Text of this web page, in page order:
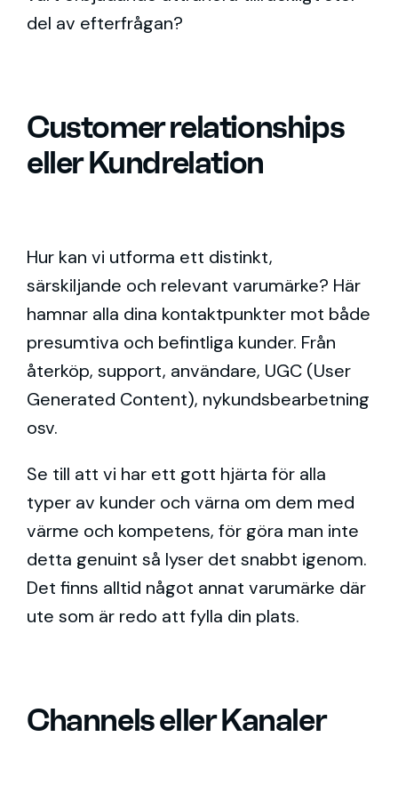
del av efterfrågan?
Customer relationships
eller Kundrelation
Hur kan vi utforma ett distinkt,
särskiljande och relevant varumärke? Här
hamnar alla dina kontaktpunkter mot både
presumtiva och befintliga kunder. Från
återköp, support, användare, UGC (User
Generated Content), nykundsbearbetning
osv.
Se till att vi har ett gott hjärta för alla
typer av kunder och värna om dem med
värme och kompetens, för göra man inte
detta genuint så lyser det snabbt igenom.
Det finns alltid något annat varumärke där
ute som är redo att fylla din plats.
Channels eller Kanaler